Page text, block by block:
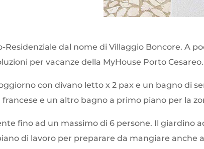
Residenziale dal nome di Villaggio Boncore. A
per vacanze della MyHouse Porto Cesareo.
con divano letto x 2 pax e un bagno di
e un altro bagno a primo piano per la
fino ad un massimo di 6 persone. Il giardino
di lavoro per preparare da mangiare anche